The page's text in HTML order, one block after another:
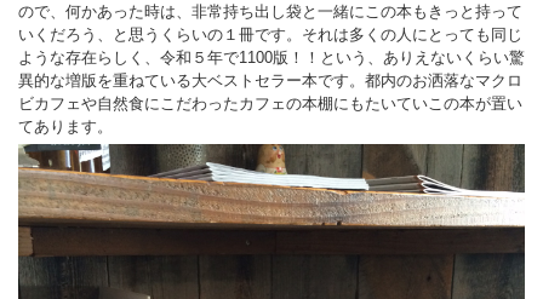
ので、何かあった時は、非常持ち出し袋と一緒にこの本もきっと持って
いくだろう、と思うくらいの１冊です。それは多くの人にとっても同じ
ような存在らしく、令和５年で1100版！！という、ありえないくらい驚
異的な増版を重ねている大ベストセラー本です。都内のお洒落なマクロ
ビカフェや自然食にこだわったカフェの本棚にもたいていこの本が置い
てあります。